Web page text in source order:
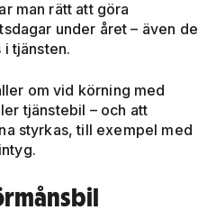
man rätt att göra
under året – även de
tjänsten.
om vid körning med
tjänstebil – och att
styrkas, till exempel med